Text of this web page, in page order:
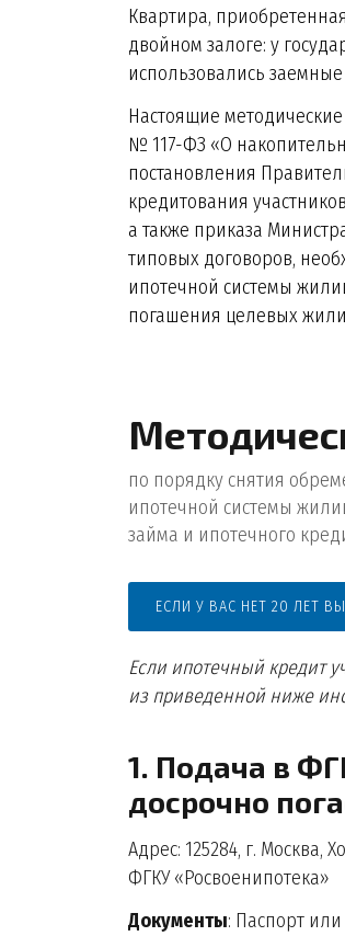
Квартира,
двойном залоге: у
использовались
Настоящие
№ 117-ФЗ «О
постановления
кредитования
а также приказа
типовых договоров,
ипотечной системы
погашения целевых
по порядку снятия
ипотечной системы
займа и ипотечного
ЕСЛИ У ВАС НЕТ 20 ЛЕТ
Если ипотечный кредит
из приведенной ниже
1. Подача в
досрочно
Адрес: 125284, г. Москва,
ФГКУ «Росвоенипотека»
Документы: Паспорт